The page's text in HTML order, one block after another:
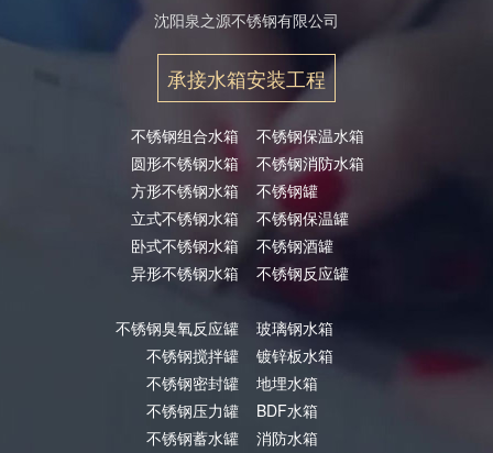
沈阳泉之源不锈钢有限公司
承接水箱安装工程
不锈钢组合水箱
圆形不锈钢水箱
方形不锈钢水箱
立式不锈钢水箱
卧式不锈钢水箱
异形不锈钢水箱
不锈钢臭氧反应罐
不锈钢搅拌罐
不锈钢密封罐
不锈钢压力罐
不锈钢蓄水罐
不锈钢保温水箱
不锈钢消防水箱
不锈钢罐
不锈钢保温罐
不锈钢酒罐
不锈钢反应罐
玻璃钢水箱
镀锌板水箱
地埋水箱
BDF水箱
消防水箱